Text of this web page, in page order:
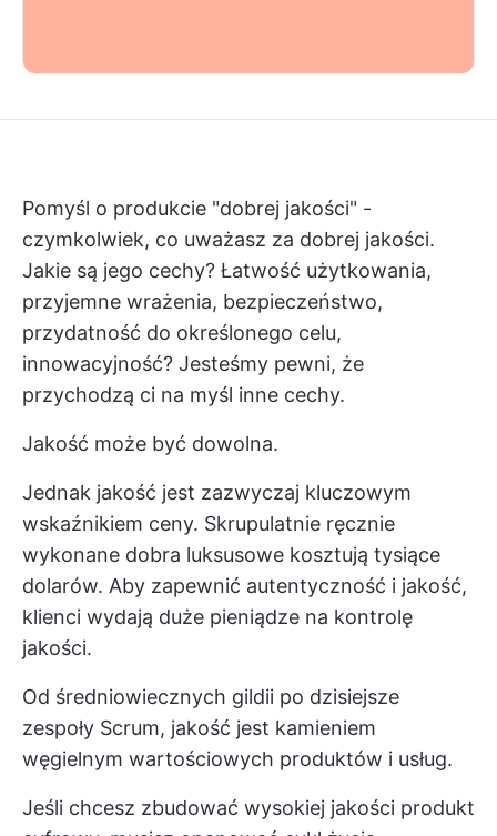
Pomyśl o produkcie "dobrej jakości" -
czymkolwiek, co uważasz za dobrej jakości.
Jakie są jego cechy? Łatwość użytkowania,
przyjemne wrażenia, bezpieczeństwo,
przydatność do określonego celu,
innowacyjność? Jesteśmy pewni, że
przychodzą ci na myśl inne cechy.
Jakość może być dowolna.
Jednak jakość jest zazwyczaj kluczowym
wskaźnikiem ceny. Skrupulatnie ręcznie
wykonane dobra luksusowe kosztują tysiące
dolarów. Aby zapewnić autentyczność i jakość,
klienci wydają duże pieniądze na kontrolę
jakości.
Od średniowiecznych gildii po dzisiejsze
zespoły Scrum, jakość jest kamieniem
węgielnym wartościowych produktów i usług.
Jeśli chcesz zbudować wysokiej jakości produkt